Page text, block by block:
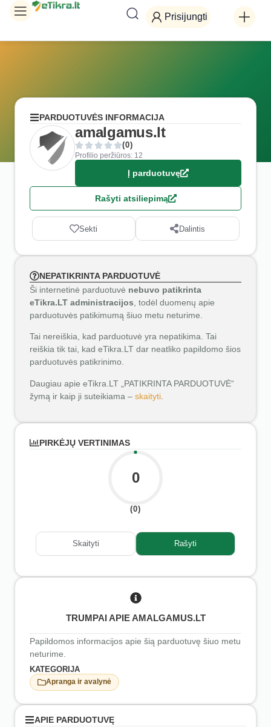
Prisijungti
PARDUOTUVĖS INFORMACIJA
amalgamus.lt
(0)
Profilio peržiūros: 12
Į parduotuvę
Rašyti atsiliepimą
Sekti Dalintis
NEPATIKRINTA PARDUOTUVĖ
Ši internetinė parduotuvė nebuvo patikrinta
eTikra.LT administracijos , todėl duomenų apie
parduotuvės patikimumą šiuo metu neturime.
Tai nereiškia, kad parduotuvė yra nepatikima. Tai
reiškia tik tai, kad eTikra.LT dar neatliko papildomo šios
parduotuvės patikrinimo.
Daugiau apie eTikra.LT „PATIKRINTA PARDUOTUVĖ“
žymą ir kaip ji suteikiama – skaityti
PIRKĖJŲ VERTINIMAS
0
(0)
Skaityti Rašyti
TRUMPAI APIE AMALGAMUS.LT
Papildomos informacijos apie šią parduotuvę šiuo metu
neturime.
KATEGORIJA
Apranga ir avalynė
APIE PARDUOTUVĘ